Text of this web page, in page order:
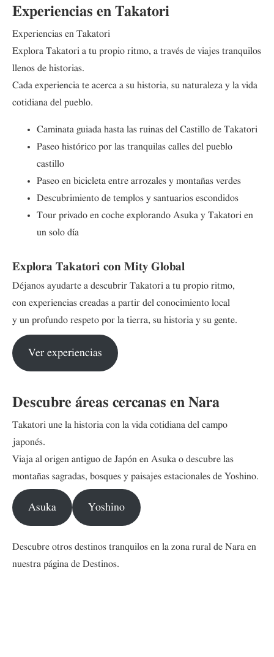
Experiencias en Takatori
Experiencias en Takatori
Explora Takatori a tu propio ritmo, a través de viajes tranquilos
llenos de historias.
Cada experiencia te acerca a su historia, su naturaleza y la vida
cotidiana del pueblo.
Caminata guiada hasta las ruinas del Castillo de Takatori
Paseo histórico por las tranquilas calles del pueblo
castillo
Paseo en bicicleta entre arrozales y montañas verdes
Descubrimiento de templos y santuarios escondidos
Tour privado en coche explorando Asuka y Takatori en
un solo día
Explora Takatori con Mity Global
Déjanos ayudarte a descubrir Takatori a tu propio ritmo,
con experiencias creadas a partir del conocimiento local
y un profundo respeto por la tierra, su historia y su gente.
Ver experiencias
Descubre áreas cercanas en Nara
Takatori une la historia con la vida cotidiana del campo
japonés.
Viaja al origen antiguo de Japón en Asuka o descubre las
montañas sagradas, bosques y paisajes estacionales de Yoshino.
Asuka Yoshino
Descubre otros destinos tranquilos en la zona rural de Nara en
nuestra página de Destinos.